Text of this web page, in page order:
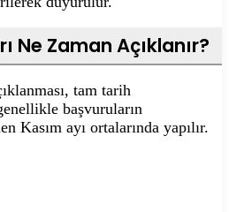
Ne Zaman Açıklanır?
tam tarih
başvuruların
Kasım ayı ortalarında yapılır.